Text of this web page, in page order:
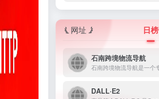
网址 日榜
石南跨境物流导航
DALL·E2